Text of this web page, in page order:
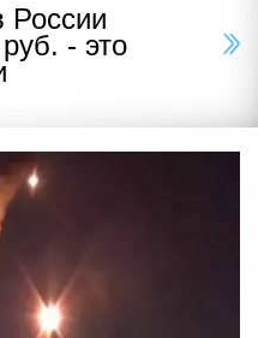
России
- это